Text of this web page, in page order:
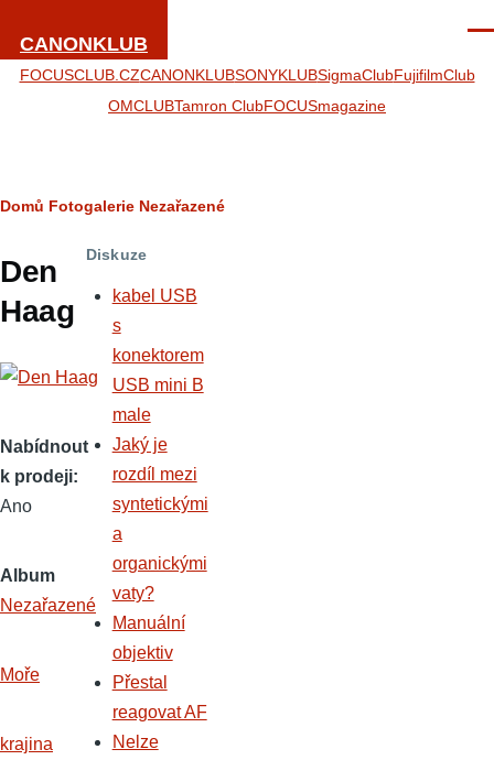
CANONKLUB
FOCUSCLUB.CZCANONKLUBSONYKLUBSigmaClubFujifilmClub
OMCLUBTamron ClubFOCUSmagazine
Drobečková
navigace
Domů Fotogalerie Nezařazené
Den
Haag
Nabídnout
k prodeji
Ano
Album
Nezařazené
Moře
krajina
Diskuze
kabel USB
s
konektorem
USB mini B
male
Jaký je
rozdíl mezi
syntetickými
a
organickými
vaty?
Manuální
objektiv
Přestal
reagovat AF
Nelze